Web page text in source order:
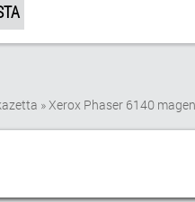
»Xerox Phaser 6140